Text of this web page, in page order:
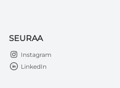
SEURAA
Instagram
LinkedIn